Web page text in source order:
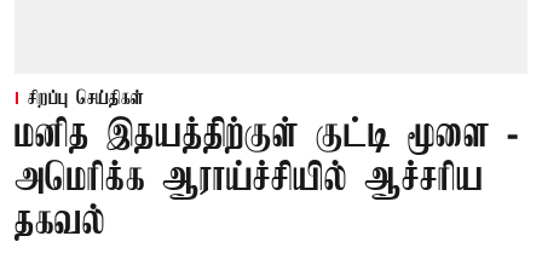
சிறப்பு செய்திகள்
மனித இதயத்திற்குள் குட்டி மூளை -
அமெரிக்க ஆராய்ச்சியில் ஆச்சரிய
தகவல்